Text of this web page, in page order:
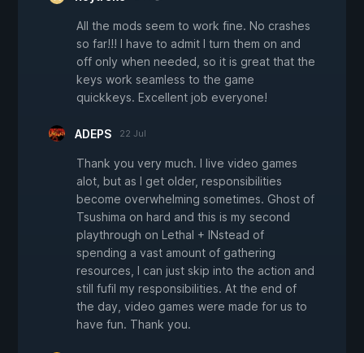
All the mods seem to work fine. No crashes
so far!!! I have to admit I turn them on and
off only when needed, so it is great that the
keys work seamless to the game
quickkeys. Excellent job everyone!
ADEPS 22 Jul
Thank you very much. I live video games
alot, but as I get older, responsibilities
become overwhelming sometimes. Ghost of
Tsushima on hard and this is my second
playthrough on Lethal + INstead of
spending a vast amount of gathering
resources, I can just skip into the action and
still fufil my responsibilities. At the end of
the day, video games were made for us to
have fun. Thank you.